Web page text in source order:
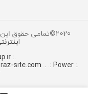
2020©تمامی حقوق این وب سایت محفوظ و متعلق به
.: Power By KSPgroup.ir :.
.: Power By shiraz-site.ir :.
site.com :. .: Power